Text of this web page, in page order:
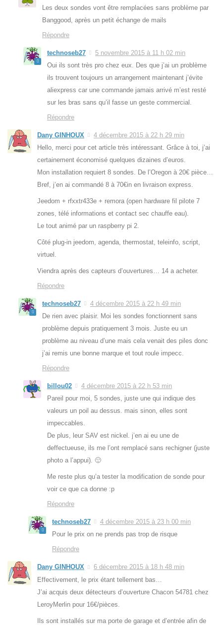
Les deux sondes vont être remplacées sans problème par
Banggood, après un petit échange de mails
Répondre
technoseb27
5 novembre 2015 à 11 h 02 min
Oui ils sont très pro chez eux. Des que j’ai un problème
ils trouvent toujours un arrangement maintenant j’évite
aliexpress car une commande jamais arrivé m’est resté
sur les bras sans qu’il fasse un geste commercial.
Répondre
Dany GINHOUX
4 décembre 2015 à 22 h 29 min
Hello, merci pour cet article très intéressant. Grâce à toi, j’ai
certainement économisé quelques dizaines d’euros.
Mon installation requiert 8 sondes. De l’Oregon à 20€ pièce…
Bref, j’en ai commandé 8 à 70€in en livraison express.
Jeedom + rfxxtr433e + remora (open hardware fil pilote 7
zones, télé informations et contact sec chauffe eau).
Le tout animé par un raspberry pi 2.
Côté plug-in jeedom, agenda, thermostat, teleinfo, script,
virtuel.
Viendra après des capteurs d’ouvertures… 14 a acheter.
Répondre
technoseb27
4 décembre 2015 à 22 h 49 min
De rien avec plaisir. Moi les sondes fonctionnent sans
problème depuis pratiquement 3 mois. Juste eu un
problème au niveau d’une mais cela venait des piles donc
j’ai remis une bonne marque et tout roule impecc.
Répondre
billou02
4 décembre 2015 à 22 h 53 min
Pareil pour moi, 5 sondes, juste une qui indique des
valeurs un poil au dessus. mais sinon, elles sont
impeccables.
De plus, leur SAV est nickel. j’en ai eu une de
deffectueuse, ils me l’ont remplacé sans rechigner (juste
photo a l’appui). 🙂
Me reste plus qu’a tester la modification de sonde pour
voir ce que ca donne :p
Répondre
technoseb27
4 décembre 2015 à 23 h 00 min
Pour le prix on ne prends pas trop de risque
Répondre
Dany GINHOUX
6 décembre 2015 à 18 h 48 min
Effectivement, le prix étant tellement bas…
J’ai acquis deux détecteurs d’ouverture Chacon 54781 chez
LeroyMerlin pour 16€/pièces.
Ils sont installés sur ma porte de garage et d’entrée afin de